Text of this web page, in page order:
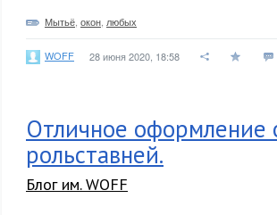
Мытьё окон любых
WOFF 28 июня 2020, 18:58
Отличное
рольставней.
Блог им. WOFF